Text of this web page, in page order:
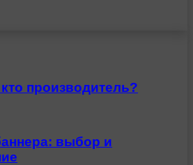
производитель?
выбор и